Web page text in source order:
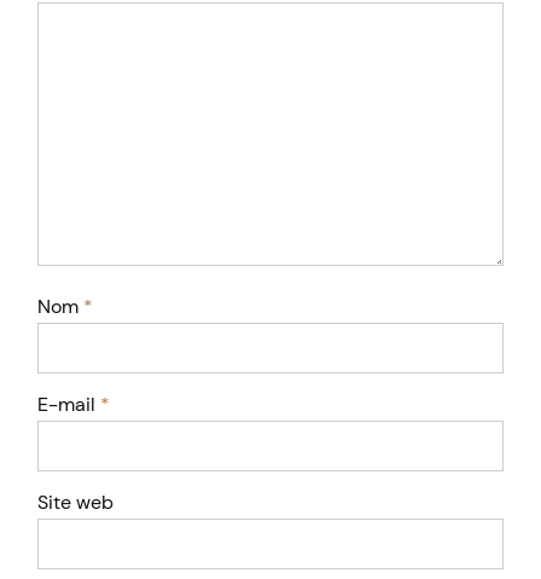
Nom *
E-mail *
Site web